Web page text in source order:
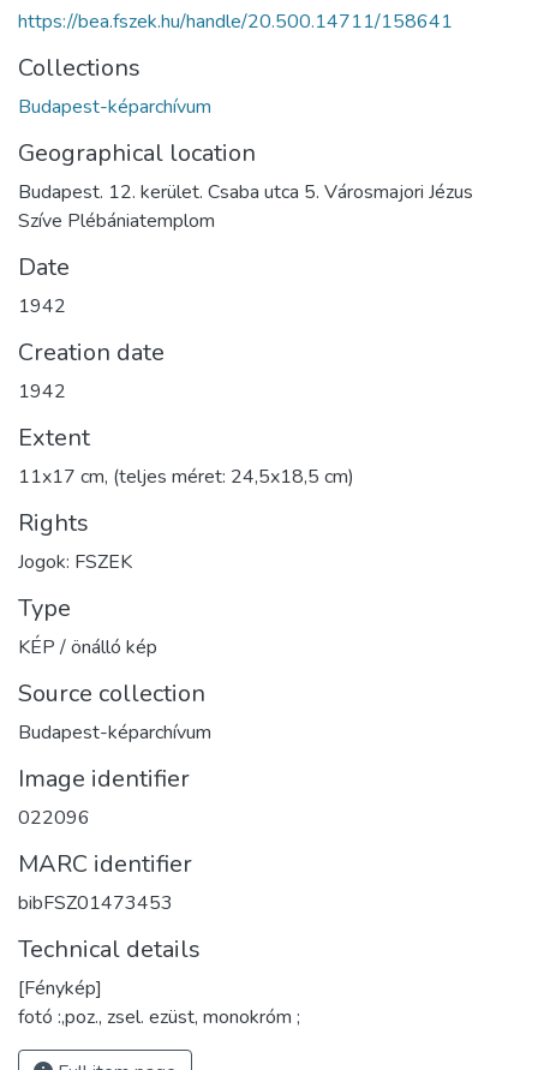
https://bea.fszek.hu/handle/20.500.14711/158641
Collections
Budapest-képarchívum
Geographical location
Budapest. 12. kerület. Csaba utca 5. Városmajori Jézus
Szíve Plébániatemplom
Date
1942
Creation date
1942
Extent
11x17 cm, (teljes méret: 24,5x18,5 cm)
Rights
Jogok: FSZEK
Type
KÉP / önálló kép
Source collection
Budapest-képarchívum
Image identifier
022096
MARC identifier
bibFSZ01473453
Technical details
[Fénykép]
fotó :,poz., zsel. ezüst, monokróm ;